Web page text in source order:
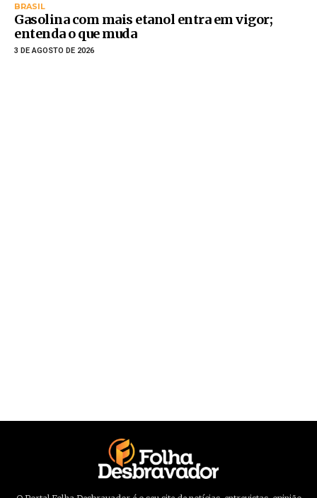
BRASIL
Gasolina com mais etanol entra em vigor;
entenda o que muda
3 DE AGOSTO DE 2026